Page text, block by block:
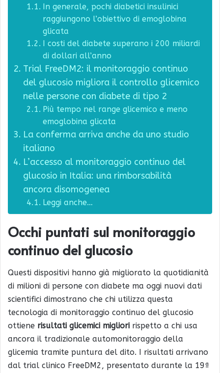
In generale, pochi diabetici insulinici
raggiungono l’obiettivo di emoglobina
glicata
I costi del diabete superano i 200 miliardi
di dollari all’anno
Trial FreeDM2: il monitoraggio continuo
del glucosio migliora il controllo glicemico
nelle persone con diabete di tipo 2
Più tempo nel range glicemico e meno
emoglobina glicata
La conferma arriva anche da uno studio
italiano
L’accesso al monitoraggio continuo del
glucosio in Italia: una rimborsabilità
ancora disomogenea
Leggi anche…
Occhi puntati sul monitoraggio
continuo del glucosio
Questi dispositivi hanno già migliorato la quotidianità
di milioni di persone con diabete ma oggi nuovi dati
scientifici dimostrano che chi utilizza questa
tecnologia di monitoraggio continuo del glucosio
ottiene risultati glicemici migliori rispetto a chi usa
ancora il tradizionale automonitoraggio della
glicemia tramite puntura del dito. I risultati arrivano
dal trial clinico FreeDM2, presentato durante la 19ª